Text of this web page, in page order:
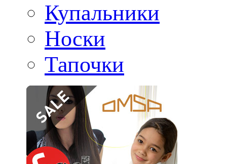
Купальники
Носки
Тапочки